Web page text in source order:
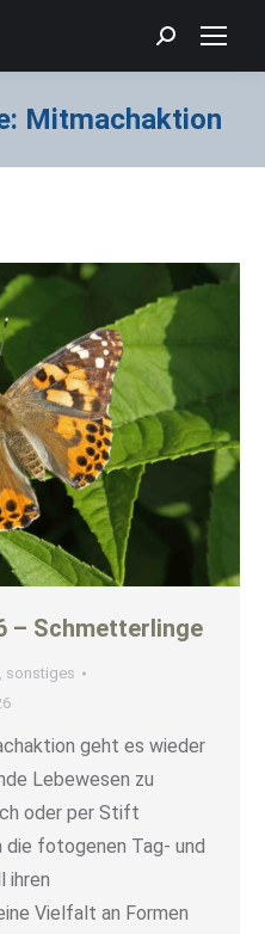
Search:
Mitmachaktion
– Schmetterlinge
, sonstiges
geht es wieder
Lebewesen zu
oder per Stift
fotogenen Tag- und
ihren
Vielfalt an Formen